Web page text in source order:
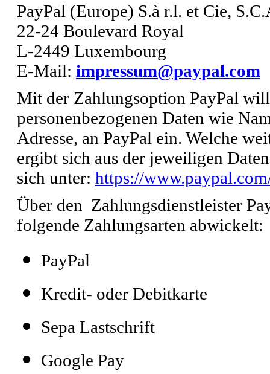
PayPal (Europe) S.à r.l. et Cie,
22-24 Boulevard Royal
L-2449 Luxembourg
E-Mail: impressum@paypal.com
Mit der Zahlungsoption PayPal
personenbezogenen Daten wie
Adresse, an PayPal ein. Welche
ergibt sich aus der jeweiligen
sich unter: https://
Über den Zahlungsdienstleister
folgende Zahlungsarten abwickelt:
PayPal
Kredit- oder Debitkarte
Sepa Lastschrift
Google Pay